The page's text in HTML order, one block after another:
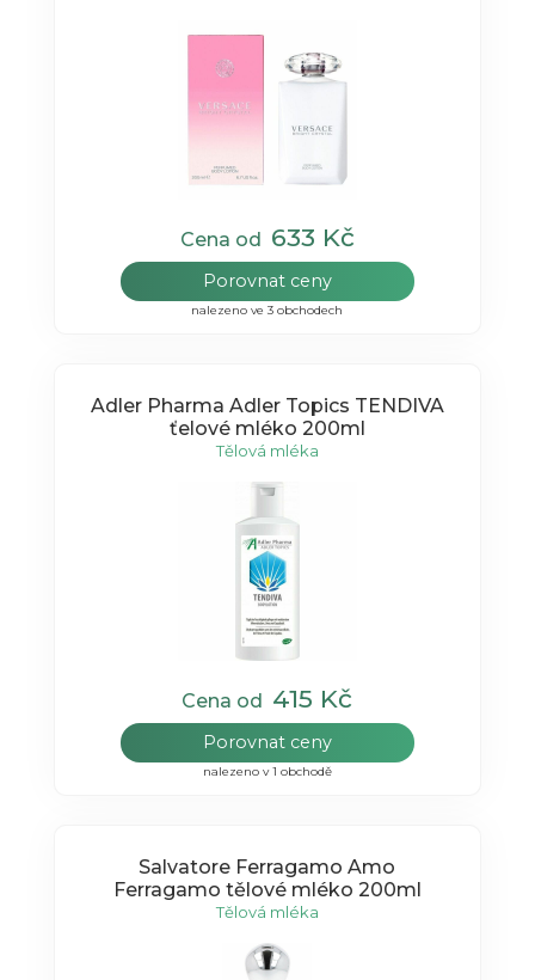
Cena od 633 Kč
Porovnat ceny
nalezeno ve 3 obchodech
Adler Pharma Adler Topics TENDIVA
ťelové mléko 200ml
Tělová mléka
Cena od 415 Kč
Porovnat ceny
nalezeno v 1 obchodě
Salvatore Ferragamo Amo
Ferragamo tělové mléko 200ml
Tělová mléka